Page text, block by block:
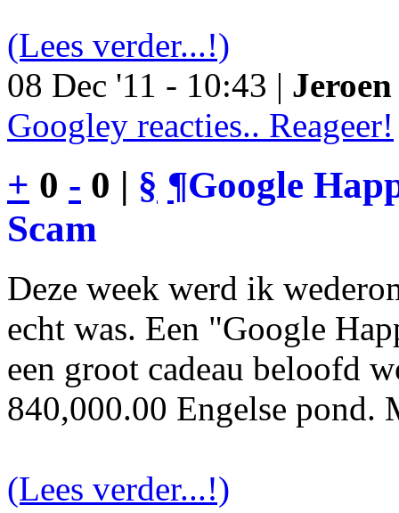
(Lees verder...!)
08 Dec '11 - 10:43 |
Googley reacties.. Reageer!
+ 0 - 0 | § ¶Google
Scam
Deze week werd ik
echt was. Een "Google
een groot cadeau beloofd
840,000.00 Engelse pond.
(Lees verder...!)